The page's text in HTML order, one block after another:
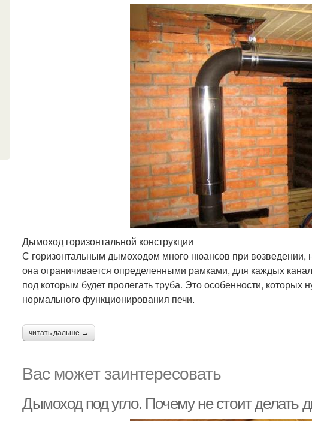
Дымоход горизонтальной конструкции
С горизонтальным дымоходом много нюансов при возведении,
она ограничивается определенными рамками, для каждых
под которым будет пролегать труба. Это особенности,
нормального функционирования печи.
читать дальше →
Вас может заинтересовать
Дымоход под угло. Почему не стоит делать